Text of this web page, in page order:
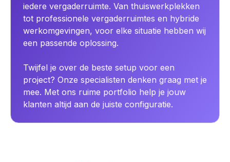
iedere vergaderruimte. Van thuiswerkplekken
tot professionele vergaderruimtes en hybride
werkomgevingen, voor elke situatie hebben wij
een passende oplossing.
Twijfel je over de beste setup voor een
project? Onze specialisten denken graag met je
mee. Met ons ruime portfolio help je jouw
klanten altijd aan de juiste configuratie.